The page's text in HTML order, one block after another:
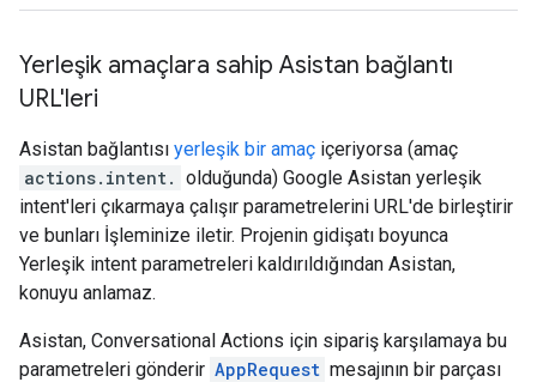
Yerleşik amaçlara sahip Asistan bağlantı
URL'leri
Asistan bağlantısı yerleşik bir amaç içeriyorsa (amaç
actions.intent. olduğunda) Google Asistan yerleşik
intent'leri çıkarmaya çalışır parametrelerini URL'de birleştirir
ve bunları İşleminize iletir. Projenin gidişatı boyunca
Yerleşik intent parametreleri kaldırıldığından Asistan,
konuyu anlamaz.
Asistan, Conversational Actions için sipariş karşılamaya bu
parametreleri gönderir AppRequest mesajının bir parçası